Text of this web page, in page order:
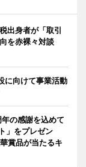
出身者が「取引
を赤裸々対談
に向けて事業活動
の感謝を込めて
をプレゼン
賞品が当たるキ